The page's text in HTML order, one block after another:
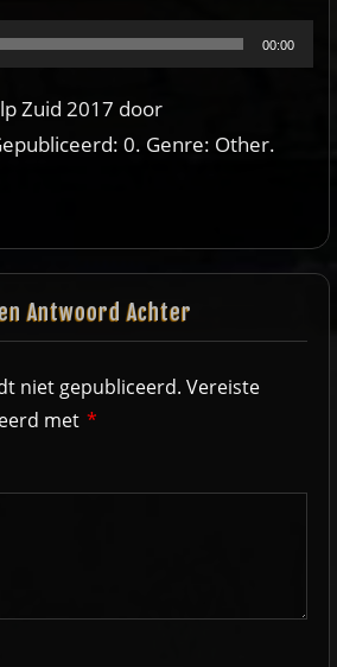
00:00
Zuid 2017 door
0. Genre: Other.
Antwoord Achter
niet gepubliceerd. Vereiste
met *